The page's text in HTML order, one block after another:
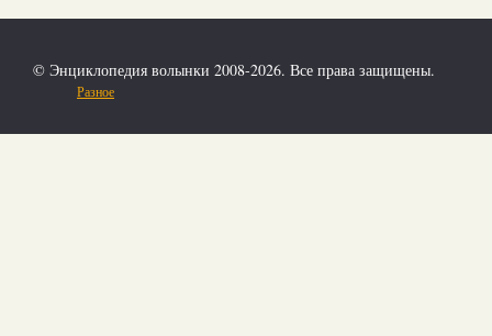
© Энциклопедия волынки 2008-2026. Все права защищены.
Разное